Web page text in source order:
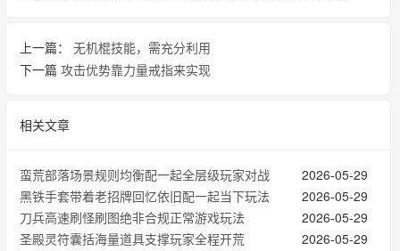
上一篇： 无机棍技能，需充分利用
下一篇 攻击优势靠力量戒指来实现
相关文章
2026-05-29
蛮荒部落场景规则均衡配一起全层级玩家对战
2026-05-29
黑铁手套带着老招牌回忆依旧配一起当下玩法
2026-05-29
刀兵高速刷怪刷图绝非合规正常游戏玩法
2026-05-29
圣殿灵符囊括海量道具支撑玩家全程开荒